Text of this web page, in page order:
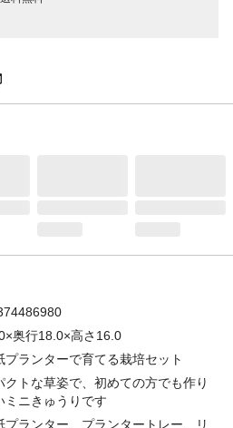
奥行18.0×高さ16.0
プランターで育てる栽培セット
クトな草姿で、初めての方でも作り
ミニきゅうりです
プランター、プランタートレー、リ